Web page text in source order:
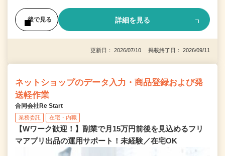
後で見る 詳細を見る
更新日： 2026/07/10 掲載終了日： 2026/09/11
ネットショップのデータ入力・商品登録および発
送軽作業
合同会社Re Start
業務委託 在宅・内職
【Wワーク歓迎！】副業で月15万円前後を見込めるフリ
マアプリ出品の運用サポート！未経験／在宅OK